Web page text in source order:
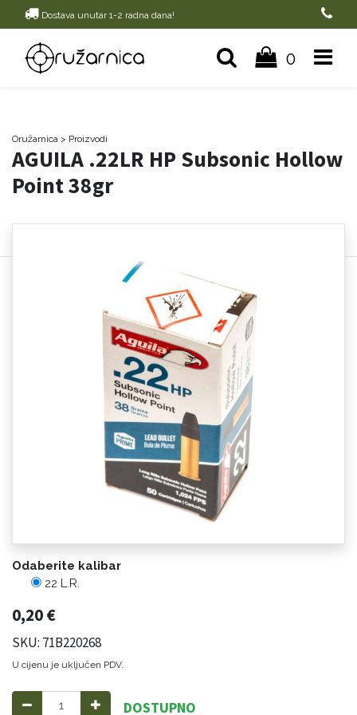
Dostava unutar 1-2 radna dana!
0
Oružarnica > Proizvodi
AGUILA .22LR HP Subsonic Hollow
Point 38gr
Odaberite kalibar
22 L.R.
0,20€
SKU: 71B220268
U cijenu je uključen PDV.
DOSTUPNO